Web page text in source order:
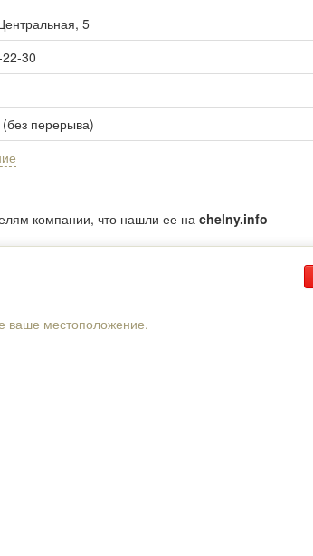
5
30
перерыва)
компании, что нашли ее на chelny.info
ваше местоположение.